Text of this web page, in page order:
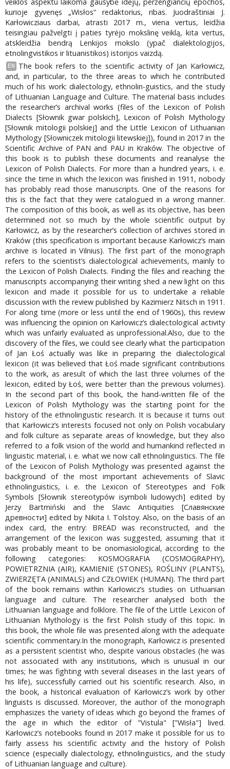
veiklos aspektu laikoma gausybė idėjų, peržengiančių epochos,
kurioje gyvenęs „Wisłos“ redaktorius, ribas. Juodraštiniai J.
Karłowicziaus darbai, atrasti 2017 m., viena vertus, leidžia
teisingiau pažvelgti į paties tyrėjo mokslinę veiklą, kita vertus,
atskleidžia bendrą Lenkijos mokslo (ypač dialektologijos,
etnolingvistikos ir lituanistikos) istorijos vaizdą.
EN
The book refers to the scientific activity of Jan Karłowicz,
and, in particular, to the three areas to which he contributed
much of his work: dialectology, ethnolin-guistics, and the study
of Lithuanian Language and Culture. The material basis includes
the researcher’s archival works (files of the Lexicon of Polish
Dialects [Słownik gwar polskich], Lexicon of Polish Mythology
[Słownik mitologii polskiej] and the Little Lexicon of Lithuanian
Mythology [Słowniczek mitologii litewskiej]), found in 2017 in the
Scientific Archive of PAN and PAU in Kraków. The objective of
this book is to publish these documents and reanalyse the
Lexicon of Polish Dialects. For more than a hundred years, i. e.
since the time in which the lexicon was finished in 1911, nobody
has probably read those manuscripts. One of the reasons for
this is the fact that they were catalogued in a wrong manner.
The composition of this book, as well as its objective, has been
determined not so much by the whole scientific output by
Karłowicz, as by the researcher’s collection of archives stored in
Kraków (this specification is important because Karłowicz’s main
archive is located in Vilnius). The first part of the monograph
refers to the scientist’s dialectological achievements, mainly to
the Lexicon of Polish Dialects. Finding the files and reaching the
manuscripts accompanying their writing shed a new light on this
lexicon and made it possible for us to undertake a reliable
discussion with the review published by Kazimierz Nitsch in 1911.
For along time (more or less until the end of 1960s), this review
was influencing the opinion on Karłowicz’s dialectological activity
which was unfairly evaluated as unprofessional.Also, due to the
discovery of the files, we could see clearly what the participation
of Jan Łoś actually was like in preparing the dialectological
lexicon (it was believed that Łoś made significant contributions
to the work, as aresult of which the last three volumes of the
lexicon, edited by Łoś, were better than the previous volumes).
In the second part of this book, the hand-written file of the
Lexicon of Polish Mythology was the starting point for the
history of the ethnolingustic research. It is because it turns out
that Karłowicz’s interests focused not only on Polish vocabulary
and folk culture as separate areas of knowledge, but they also
referred to a folk vision of the world and humankind reflected in
linguistic material, i. e. what we now call ethnolinguistics. The file
of the Lexicon of Polish Mythology was presented against the
background of the most important achievements of Slavic
ethnolinguistics, i. e. the Lexicon of Stereotypes and Folk
Symbols [Słownik stereotypów isymboli ludowych] edited by
Jerzy Bartmiński and the Slavic Antiquities [Славянские
древности] edited by Nikita I. Tolstoy. Also, on the basis of an
index card, the entry: BREAD was reconstructed, and the
arrangement of the lexicon was suggested, assuming that it
was probably meant to be onomasiological, according to the
following categories: KOSMOGRAFIA (COSMOGRAPHY),
POWIETRZNIA (AIR), KAMIENIE (STONES), ROŚLINY (PLANTS),
ZWIERZĘTA (ANIMALS) and CZŁOWIEK (HUMAN). The third part
of the book remains within Karłowicz’s studies on Lithuanian
language and culture. The researcher analysed both the
Lithuanian language and folklore. The file of the Little Lexicon of
Lithuanian Mythology is the first Polish study of this topic. In
this book, the whole file was presented along with the adequate
scientific commentary.In the monograph, Karłowicz is presented
as a persistent scientist who, despite various obstacles (he was
not associated with any institutions, which is unusual in our
times; he was fighting with several diseases in the last years of
his life), successfully carried out his scientific research. Also, in
the book, a historical evaluation of Karłowicz’s work by other
linguists is discussed. Moreover, the author of the monograph
emphasizes the variety of ideas which go beyond the frames of
the age in which the editor of "Vistula" ["Wisła"] lived.
Karłowicz’s notebooks found in 2017 make it possible for us to
fairly assess his scientific activity and the history of Polish
science (especially dialectology, ethnolinguistics, and the study
of Lithuanian language and culture).